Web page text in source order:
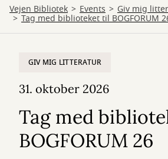
Vejen Bibliotek Events Giv mig
Tag med biblioteket til BOGFORUM
GIV MIG LITTERATUR
31. oktober 2026
Tag med
BOGFORUM 26